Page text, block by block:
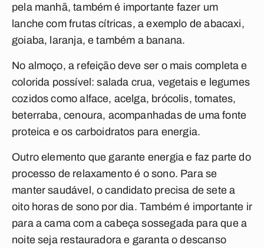
pela manhã, também é importante fazer um
lanche com frutas cítricas, a exemplo de abacaxi,
goiaba, laranja, e também a banana.
No almoço, a refeição deve ser o mais completa e
colorida possível: salada crua, vegetais e legumes
cozidos como alface, acelga, brócolis, tomates,
beterraba, cenoura, acompanhadas de uma fonte
proteica e os carboidratos para energia.
Outro elemento que garante energia e faz parte do
processo de relaxamento é o sono. Para se
manter saudável, o candidato precisa de sete a
oito horas de sono por dia. Também é importante ir
para a cama com a cabeça sossegada para que a
noite seja restauradora e garanta o descanso